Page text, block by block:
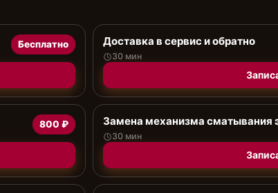
Бесплатно Доставка в сервис и обратно
30 мин
800 ₽ Замена механизма сматывания
30 мин